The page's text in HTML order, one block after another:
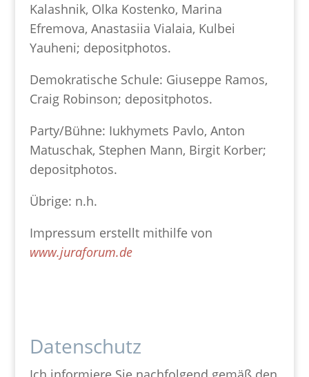
Kalashnik, Olka Kostenko, Marina
Efremova, Anastasiia Vialaia, Kulbei
Yauheni; depositphotos.
Demokratische Schule: Giuseppe Ramos,
Craig Robinson; depositphotos.
Party/Bühne: Iukhymets Pavlo, Anton
Matuschak, Stephen Mann, Birgit Korber;
depositphotos.
Übrige: n.h.
Impressum erstellt mithilfe von
www.juraforum.de
Datenschutz